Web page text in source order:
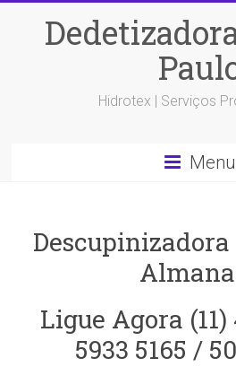
Hidrotex | Serviços
Menu
Ligue Agora (11)
5933 5165 /